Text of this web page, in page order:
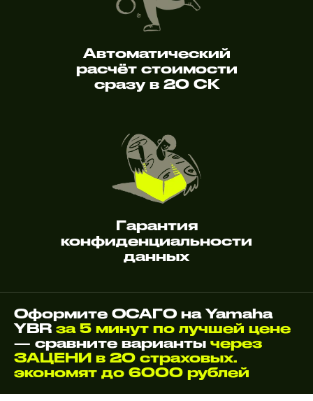
Автоматический
расчёт стоимости
сразу в 20 СК
Гарантия
конфиденциальности
данных
Оформите ОСАГО на Yamaha
YBR за 5 минут по лучшей цене
— сравните варианты через
ЗАЦЕНИ в 20 страховых.
экономят до 6000 рублей